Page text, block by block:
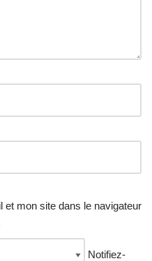
et mon site dans le navigateur
Notifiez-